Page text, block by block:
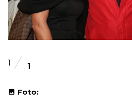
1 1
Foto: